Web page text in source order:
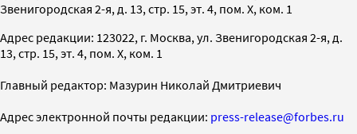
Звенигородская 2-я, д. 13, стр. 15, эт. 4, пом. X, ком. 1
Адрес редакции: 123022, г. Москва, ул. Звенигородская 2-я, д.
13, стр. 15, эт. 4, пом. X, ком. 1
Главный редактор: Мазурин Николай Дмитриевич
Адрес электронной почты редакции: press-release@forbes.ru